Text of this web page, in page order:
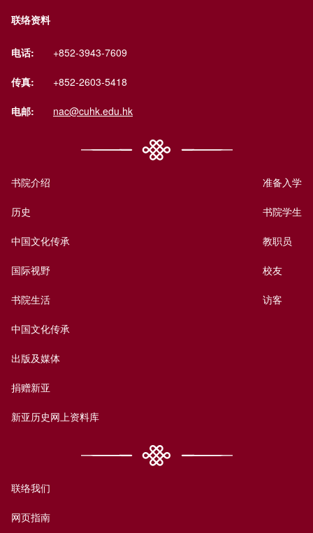
联络资料
电话: +852-3943-7609
传真: +852-2603-5418
电邮: nac@cuhk.edu.hk
书院介绍
历史
中国文化传承
国际视野
书院生活
中国文化传承
出版及媒体
捐赠新亚
新亚历史网上资料库
准备入学
书院学生
教职员
校友
访客
联络我们
网页指南